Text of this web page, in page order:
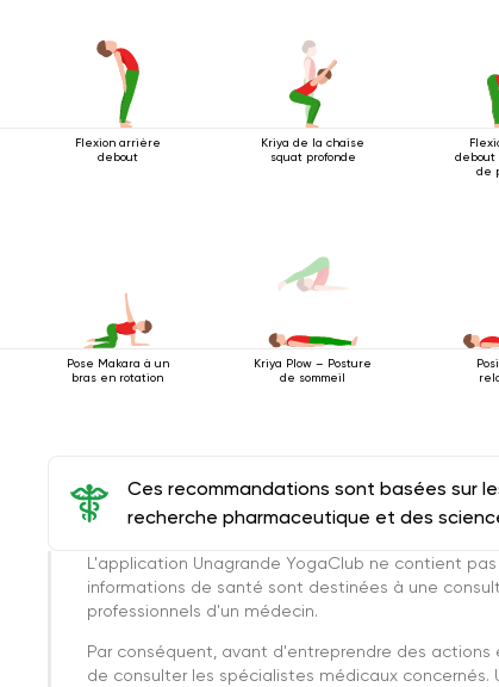
Flexion arrière
debout
Kriya de la chaise
squat profonde
debout
de
Pose Makara à un
bras en rotation
Kriya Plow – Posture
de sommeil
Ces recommandations sont basées sur
recherche pharmaceutique et des
L'application Unagrande YogaClub ne contient
informations de santé sont destinées à une
professionnels d'un médecin.
Par conséquent, avant d'entreprendre des
de consulter les spécialistes médicaux concernés.